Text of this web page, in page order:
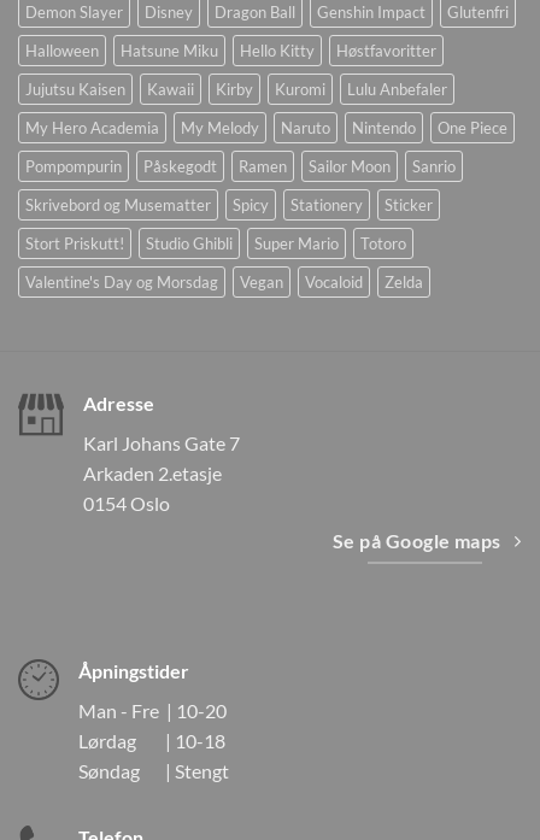
Demon Slayer
Disney Dragon Ball Genshin Impact
Glutenfri
Halloween
Hatsune Miku Hello Kitty
Høstfavoritter
Jujutsu Kaisen
Kawaii Kirby Kuromi
Lulu Anbefaler
My Hero Academia
My Melody Naruto Nintendo
One Piece
Pompompurin
Påskegodt Ramen Sailor Moon
Sanrio
Skrivebord og Musematter
Spicy Stationery
Sticker
Stort Priskutt!
Studio Ghibli Super Mario
Totoro
Valentine's Day og Morsdag
Vegan Vocaloid Zelda
Adresse
Karl Johans Gate 7
Arkaden 2.etasje
0154 Oslo
Se på Google maps
Åpningstider
Man - Fre | 10-20
Lørdag | 10-18
Søndag | Stengt